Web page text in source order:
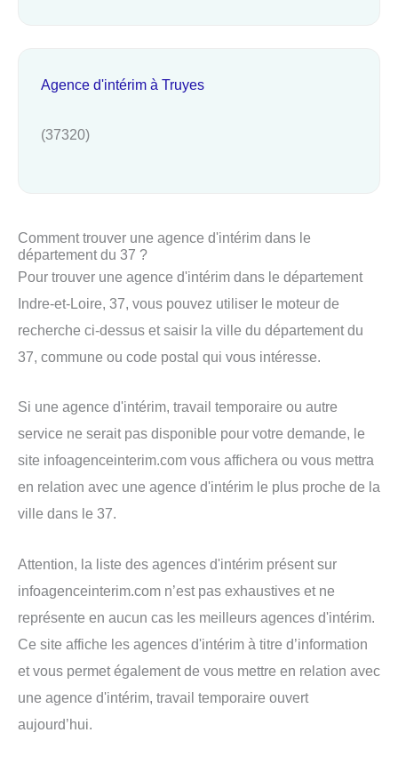
Agence d'intérim à Truyes
(37320)
Comment trouver une agence d'intérim dans le
département du 37 ?
Pour trouver une agence d'intérim dans le département
Indre-et-Loire, 37, vous pouvez utiliser le moteur de
recherche ci-dessus et saisir la ville du département du
37, commune ou code postal qui vous intéresse.
Si une agence d'intérim, travail temporaire ou autre
service ne serait pas disponible pour votre demande, le
site infoagenceinterim.com vous affichera ou vous mettra
en relation avec une agence d'intérim le plus proche de la
ville dans le 37.
Attention, la liste des agences d'intérim présent sur
infoagenceinterim.com n’est pas exhaustives et ne
représente en aucun cas les meilleurs agences d'intérim.
Ce site affiche les agences d'intérim à titre d’information
et vous permet également de vous mettre en relation avec
une agence d'intérim, travail temporaire ouvert
aujourd’hui.